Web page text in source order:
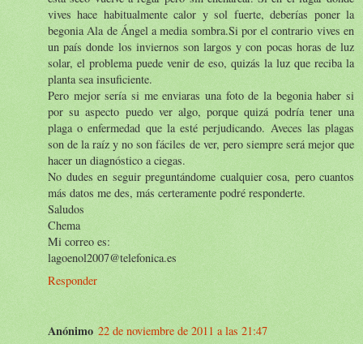
vives hace habitualmente calor y sol fuerte, deberías poner la
begonia Ala de Ángel a media sombra.Si por el contrario vives en
un país donde los inviernos son largos y con pocas horas de luz
solar, el problema puede venir de eso, quizás la luz que reciba la
planta sea insuficiente.
Pero mejor sería si me enviaras una foto de la begonia haber si
por su aspecto puedo ver algo, porque quizá podría tener una
plaga o enfermedad que la esté perjudicando. Aveces las plagas
son de la raíz y no son fáciles de ver, pero siempre será mejor que
hacer un diagnóstico a ciegas.
No dudes en seguir preguntándome cualquier cosa, pero cuantos
más datos me des, más certeramente podré responderte.
Saludos
Chema
Mi correo es:
lagoenol2007@telefonica.es
Responder
Anónimo 22 de noviembre de 2011 a las 21:47